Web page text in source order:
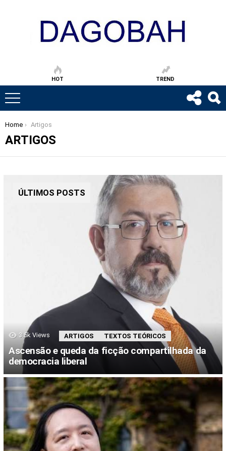
HOT TREND
You are here:
Home Artigos
ARTIGOS
ÚLTIMOS POSTS
3.5k Views ARTIGOS TEXTOS TEÓRICOS
Ascensão e queda da ficção compartilhada da
democracia liberal